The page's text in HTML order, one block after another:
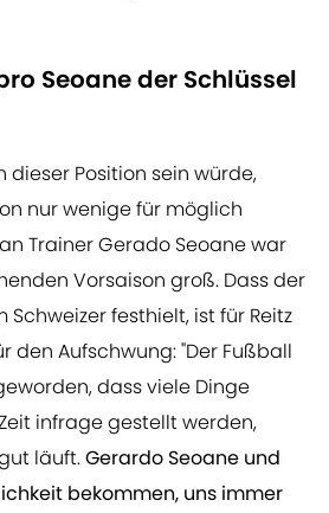
Seoane der Schlüssel
dieser Position sein würde,
nur wenige für möglich
Trainer Gerado Seoane war
Vorsaison groß. Dass der
festhielt, ist für Reitz
den Aufschwung: "Der Fußball
dass viele Dinge
infrage gestellt werden,
läuft.Gerardo Seoane und
bekommen, uns immer